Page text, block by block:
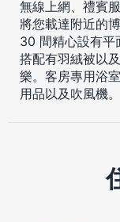
無線上網、禮賓
將您載達附近的
30 間精心設有平
搭配有羽絨被以
樂。客房專用浴
用品以及吹風機。